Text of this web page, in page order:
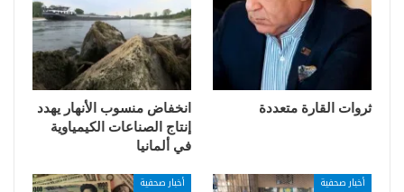
ثروات القارة متعددة
انخفاض منسوب الأنهار يهدد
إنتاج الصناعات الكيمياوية
في ألمانيا
أخبار صحفية أخبار صحفية